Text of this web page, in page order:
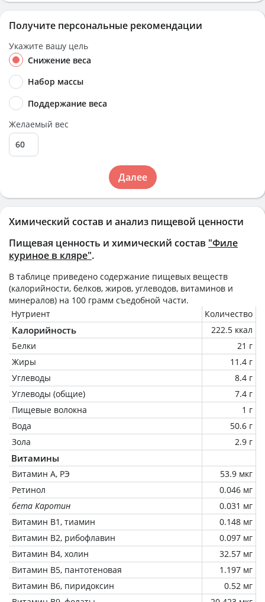
Химический состав и анализ пищевой ценности
Пищевая ценность и химический состав "Филе
куриное в кляре".
В таблице приведено содержание пищевых веществ
(калорийности, белков, жиров, углеводов, витаминов и
минералов) на 100 грамм съедобной части.
Нутриент
Количество
Калорийность
222.5 ккал
Белки
21 г
Жиры
11.4 г
Углеводы
8.4 г
Углеводы (общие)
7.4 г
Пищевые волокна
1 г
Вода
50.6 г
Зола
2.9 г
Витамины
Витамин А, РЭ
53.9 мкг
Ретинол
0.046 мг
бета Каротин
0.031 мг
Витамин В1, тиамин
0.148 мг
Витамин В2, рибофлавин
0.097 мг
Витамин В4, холин
32.57 мг
Витамин В5, пантотеновая
1.197 мг
Витамин В6, пиридоксин
0.52 мг
Получите персональные рекомендации
Укажите вашу цель
Снижение веса
Набор массы
Поддержание веса
Желаемый вес
Далее